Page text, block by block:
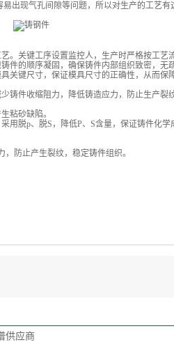
出现气孔间隙等问题，所以对生产的工艺
。关键工序设置监控人，生产时严格按工艺
件的顺序凝固，确保铸件内部组织致密，无
关键尺寸，保证模具尺寸的正确性，从而保
铸件收缩阻力，降低铸造应力，防止生产裂纹
粘砂缺陷。
脱p、脱S，降低P、S含量，保证铸件化学
防止产生裂纹，稳定铸件组织。
供应商